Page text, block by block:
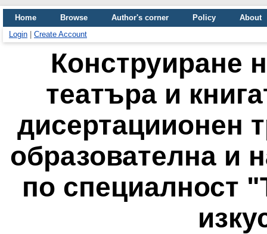
Home Browse Author's corner Policy
About
Login
Create Account
Конструиране
театъра и
дисертациионен
образователна и
по специалност